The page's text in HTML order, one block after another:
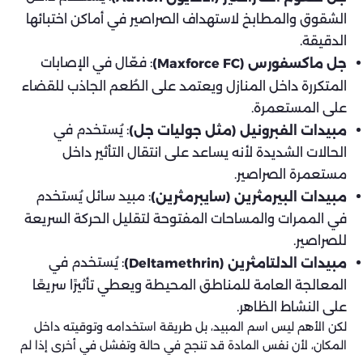
الشقوق والمطابخ لاستهداف الصراصير في أماكن اختبائها
الدقيقة.
جل ماكسفورس (Maxforce FC)
: فعّال في الإصابات
المتكررة داخل المنازل ويعتمد على الطُعم الجاذب للقضاء
على المستعمرة.
مبيدات الفبرونيل (مثل جوليات جل) : يُستخدم في
الحالات الشديدة لأنه يساعد على انتقال التأثير داخل
مستعمرة الصراصير.
مبيدات البيرمثرين (سايبرمثرين): مبيد سائل يُستخدم
في الممرات والمساحات المفتوحة لتقليل الحركة السريعة
للصراصير.
مبيدات الدلتامثرين (Deltamethrin)
: يُستخدم في
المعالجة العامة للمناطق المحيطة ويعطي تأثيرًا سريعًا
على النشاط الظاهر.
لكن الأهم ليس اسم المبيد، بل طريقة استخدامه وتوقيته داخل
المكان، لأن نفس المادة قد تنجح في حالة وتفشل في أخرى إذا لم